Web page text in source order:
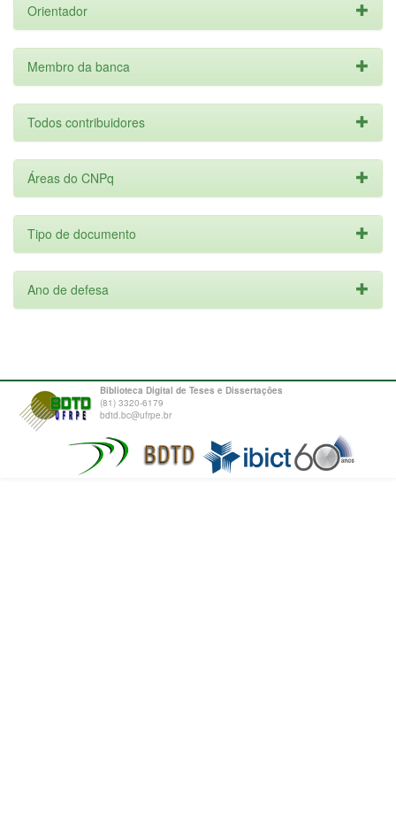
Orientador
Membro da banca
Todos contribuidores
Áreas do CNPq
Tipo de documento
Ano de defesa
Biblioteca Digital de Teses e Dissertações
(81) 3320-6179
bdtd.bc@ufrpe.br